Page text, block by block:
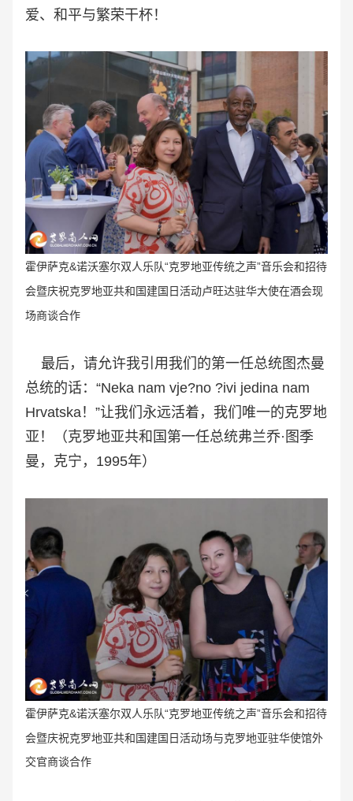
爱、和平与繁荣干杯！
霍伊萨克&诺沃塞尔双人乐队“克罗地亚传统之声”音乐会和招待
会暨庆祝克罗地亚共和国建国日活动卢旺达驻华大使在酒会现
场商谈合作
最后，请允许我引用我们的第一任总统图杰曼
总统的话：“Neka nam vje?no ?ivi jedina nam
Hrvatska！”让我们永远活着，我们唯一的克罗地
亚！（克罗地亚共和国第一任总统弗兰乔·图季
曼，克宁，1995年）
霍伊萨克&诺沃塞尔双人乐队“克罗地亚传统之声”音乐会和招待
会暨庆祝克罗地亚共和国建国日活动场与克罗地亚驻华使馆外
交官商谈合作